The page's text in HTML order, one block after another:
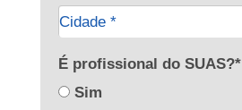
Cidade *
Cidade*
Cidade*
É profissional do SUAS?*
Sim